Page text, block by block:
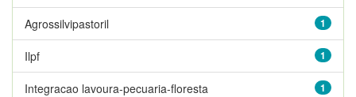
1
Agrossilvipastoril
1
Ilpf
1
Integracao lavoura-pecuaria-floresta